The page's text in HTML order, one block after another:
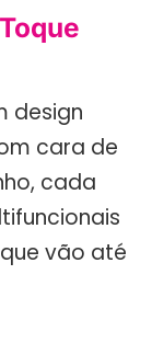
design
cara de
cada
vão até